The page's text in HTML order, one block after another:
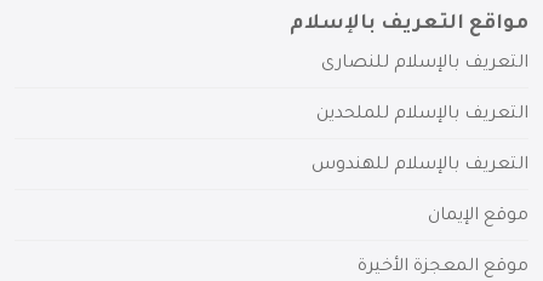
مواقع التعريف بالإسلام
التعريف بالإسلام للنصارى
التعريف بالإسلام للملحدين
التعريف بالإسلام للهندوس
موقع الإيمان
موقع المعجزة الأخيرة